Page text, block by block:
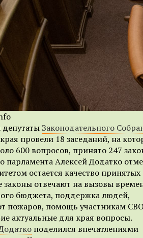
депутатыЗаконодательного
провели 18 заседаний, на
600 вопросов, принято 247
парламента Алексей Додатко
остается качество принятых
законы отвечают на вызовы
бюджета, поддержка людей,
пожаров, помощь участникам
актуальные для края вопросы.
поделился впечатлениями